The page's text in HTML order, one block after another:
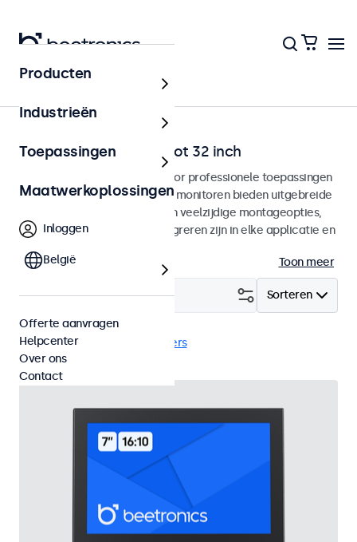
Home
VGA monitoren van 7 tot 32 inch
VGA monitoren ontworpen voor professionele toepassingen
en continu gebruik. Deze VGA monitoren bieden uitgebreide
configuratiemogelijkheden en veelzijdige montageopties,
waarmee ze naadloos te integreren zijn in elke applicatie en
Toon meer
Sorteren
Filter (18)
VGA Inbouw Wis alle filters
Producten
Industrieën
Toepassingen
Maatwerkoplossingen
Inloggen
België
Offerte aanvragen
Helpcenter
Over ons
Contact